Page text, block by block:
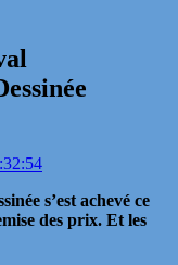
s’est achevé ce
des prix. Et les